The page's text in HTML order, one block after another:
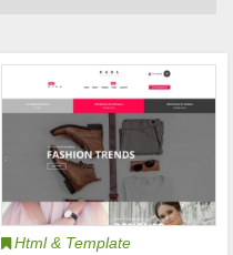
Html & Template